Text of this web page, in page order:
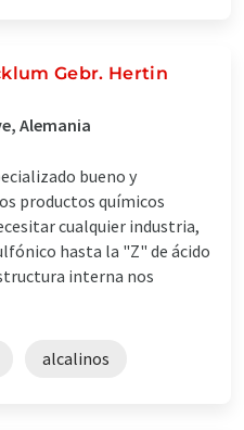
Gebr. Hertin
Alemania
bueno y
productos químicos
cualquier industria,
hasta la "Z" de ácido
interna nos
alcalinos